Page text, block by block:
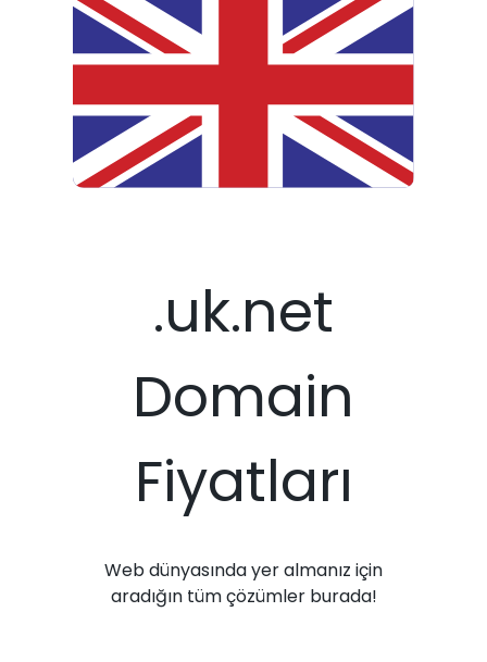
.uk.net
Domain
Fiyatları
Web dünyasında yer almanız için
aradığın tüm çözümler burada!